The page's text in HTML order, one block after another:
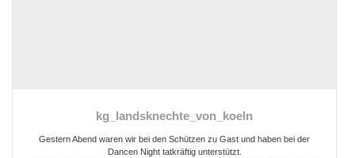
kg_landsknechte_von_koeln
Gestern Abend waren wir bei den Schützen zu Gast und haben bei der
Dancen Night tatkräftig unterstützt.